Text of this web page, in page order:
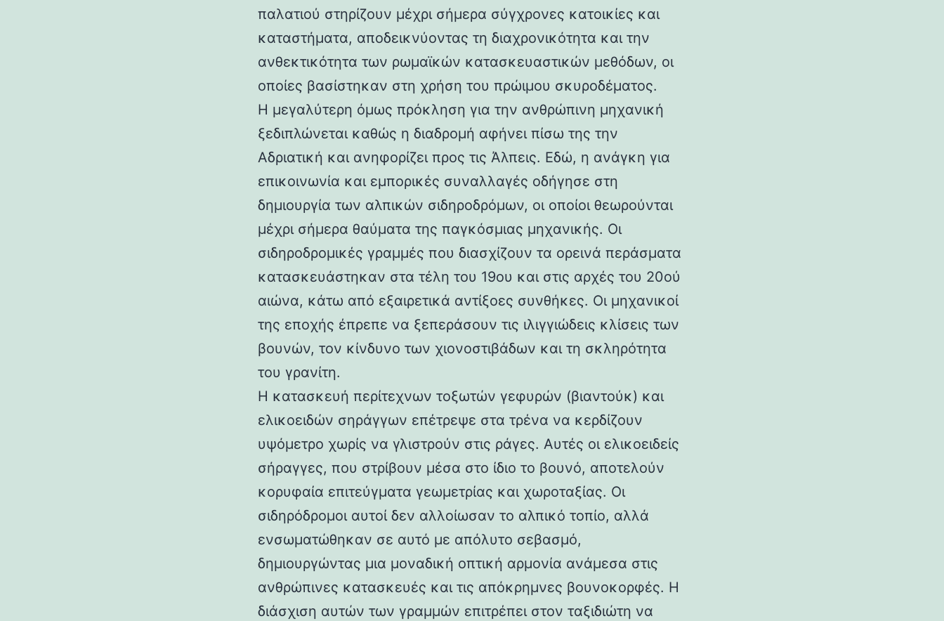
παλατιού στηρίζουν μέχρι σήμερα σύγχρονες κατοικίες και
καταστήματα, αποδεικνύοντας τη διαχρονικότητα και την
ανθεκτικότητα των ρωμαϊκών κατασκευαστικών μεθόδων, οι
οποίες βασίστηκαν στη χρήση του πρώιμου σκυροδέματος.
Η μεγαλύτερη όμως πρόκληση για την ανθρώπινη μηχανική
ξεδιπλώνεται καθώς η διαδρομή αφήνει πίσω της την
Αδριατική και ανηφορίζει προς τις Άλπεις. Εδώ, η ανάγκη για
επικοινωνία και εμπορικές συναλλαγές οδήγησε στη
δημιουργία των αλπικών σιδηροδρόμων, οι οποίοι θεωρούνται
μέχρι σήμερα θαύματα της παγκόσμιας μηχανικής. Οι
σιδηροδρομικές γραμμές που διασχίζουν τα ορεινά περάσματα
κατασκευάστηκαν στα τέλη του 19ου και στις αρχές του 20ού
αιώνα, κάτω από εξαιρετικά αντίξοες συνθήκες. Οι μηχανικοί
της εποχής έπρεπε να ξεπεράσουν τις ιλιγγιώδεις κλίσεις των
βουνών, τον κίνδυνο των χιονοστιβάδων και τη σκληρότητα
του γρανίτη.
Η κατασκευή περίτεχνων τοξωτών γεφυρών (βιαντούκ) και
ελικοειδών σηράγγων επέτρεψε στα τρένα να κερδίζουν
υψόμετρο χωρίς να γλιστρούν στις ράγες. Αυτές οι ελικοειδείς
σήραγγες, που στρίβουν μέσα στο ίδιο το βουνό, αποτελούν
κορυφαία επιτεύγματα γεωμετρίας και χωροταξίας. Οι
σιδηρόδρομοι αυτοί δεν αλλοίωσαν το αλπικό τοπίο, αλλά
ενσωματώθηκαν σε αυτό με απόλυτο σεβασμό,
δημιουργώντας μια μοναδική οπτική αρμονία ανάμεσα στις
ανθρώπινες κατασκευές και τις απόκρημνες βουνοκορφές. Η
διάσχιση αυτών των γραμμών επιτρέπει στον ταξιδιώτη να